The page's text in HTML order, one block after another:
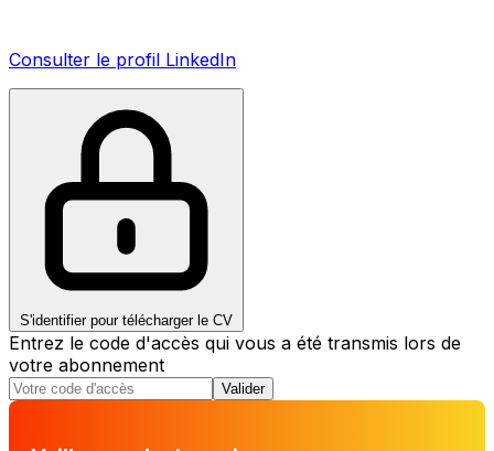
Consulter le profil LinkedIn
S'identifier pour télécharger le CV
Entrez le code d'accès qui vous a été transmis lors de
votre abonnement
Valider